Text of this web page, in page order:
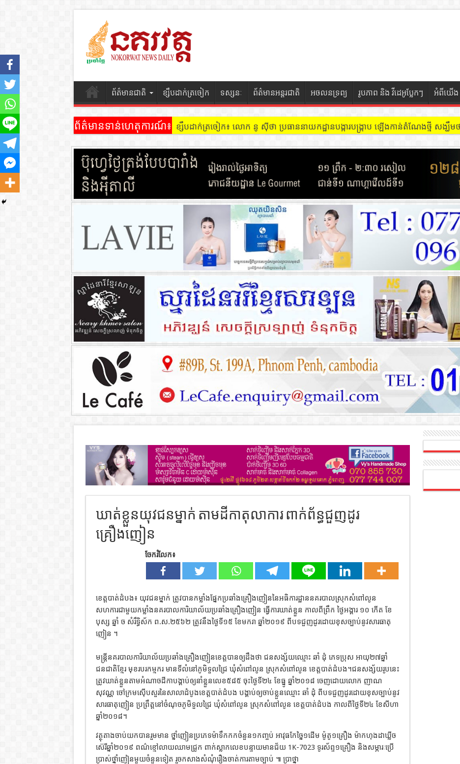
ព័ត៌មានជាតិ ខ្សឹបដាក់ត្រចៀក ទស្សនៈ ព័ត៌មានអន្តរជាតិ អចលនទ្រព្យ រូបភាព និង វីដេអូប្លែកៗ អំពីយើង
ព័ត៌មានទាន់ហេតុការណ៍៖ ខ្សឹបដាក់ត្រចៀក៖ លោក នូ សុីថា ប្រធាននាយកដ្ឋានបង្ការបង្ក្រាប ឡើងកាន់តំណែងថ្មី សង្ឃឹម
ឃាត់ខ្លួន​យុវជន​ម្នាក់ តាម​ដីកាតុលាការ ពាក់ព័ន្ធជួញដូរ
គ្រឿងញៀន
ចែករំលែក៖
ខេត្តបាត់ដំបង៖ យុវជន​ម្នាក់ ត្រូវបាន​កម្លាំង​ផ្នែក​ប្រឆាំង​គ្រឿងញៀន​នៃ​អធិការដ្ឋាន​នគរបាល​ស្រុក​សំពៅ​លូន
សហការ​ជាមួយ​កម្លាំង​នគរបាលការិយាល័យ​ប្រឆាំង​គ្រឿងញៀន ធ្វើការ​ឃាត់ខ្លួន កាលពីព្រឹក ថ្ងៃអង្គារ ១០ កើត ខែ
បុស្ស ឆ្នាំ ច សំរឹទ្ធិស័ក ព.ស.២៥៦២ ត្រូវនឹងថ្ងៃទី១៥ ខែមករា ឆ្នាំ២០១៩ ពីបទ​ជួញដូរ​ដោយ​ខុសច្បាប់​នូវ​សារធាតុ​
ញៀន ។
មន្ត្រីនគរបាលការិយាល័យ​ប្រឆាំង​គ្រឿងញៀនខេត្តបានឲ្យដឹងថា ជនសង្ស័យ​ឈ្មោះ ឆាំ ដុំ ភេទ​ប្រុស អាយុ២៧ឆ្នាំ
ជនជាតិខ្មែរ មុខរបរ​កម្មករ មាន​ទីលំនៅ​ភូមិ​ទួល​ជ្រៃ ឃុំ​សំពៅ​លូន ស្រុក​សំពៅ​លូន ខេត្តបាត់ដំបង។​ជនសង្ស័យ​រូបនេះ
ត្រូវឃាត់ខ្លួនតាមអំណាច​ដីកា​បង្គាប់​ឲ្យ​នាំខ្លួន​លេខ៥៨៥ ចុះ​ថ្ងៃទី២៤ ខែធ្នូ ឆ្នាំ២០១៨ ចេញ​ដោយ​លោក ញាណ
សុវណ្ណ ចៅក្រម​ស៊ើបសួរ​នៃ​សាលាដំបូង​ខេត្តបាត់ដំបង បង្គាប់​ឲ្យ​ចាប់ខ្លួន​ឈ្មោះ ឆាំ ដុំ ពីបទ​ជួញដូរ​ដោយ​ខុសច្បាប់​នូវ​
សារធាតុ​ញៀន ប្រព្រឹត្ត​នៅ​ចំណុច​ភូមិ​ទួល​ជ្រៃ ឃុំ​សំពៅ​លូន ស្រុក​សំពៅ​លូន ខេត្តបាត់ដំបង កាលពី​ថ្ងៃទី២៤ ខែសីហា
ឆ្នាំ២០១៨។
វត្ថុតាង​ចាប់​យកបាន​រួមមាន ថ្នាំញៀន​ប្រភេទ​ម៉ា​ទឹកកក​ចំនួន១កញ្ចប់ អាវុធ​កែច្នៃ១ដើម ម៉ូតូ១គ្រឿង ម៉ាក​ហុងដា​ឃ្លី​ច
ស៊េរី​ឆ្នាំ២០១៩ ពណ៌​ខ្មៅ​លាយ​ឈាមជ្រូក ពាក់​ស្លាក​លេខ​បន្ទាយមានជ័យ 1K-7023 ទូរស័ព្ទ១គ្រឿង និង​សម្ភារៈប្រើ
ប្រាស់​ថ្នាំញៀន​មួយចំនួនទៀត រួចកសាងសំណុំរឿងចាត់ការតាមច្បាប់ ៕ ប្រាថ្នា